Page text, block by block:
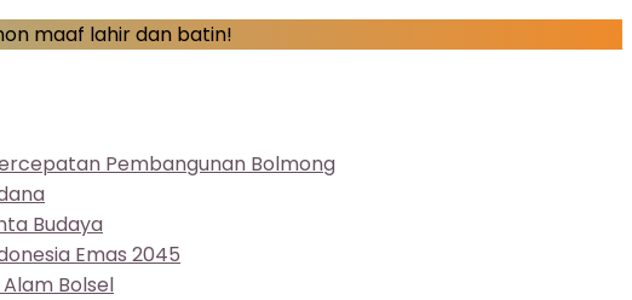
maaf lahir dan batin!
Pembangunan Bolmong
Budaya
Emas 2045
Bolsel